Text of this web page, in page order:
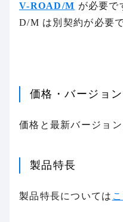
V-ROAD/M が必要
D/M は別契約が必要で
価格・バージョ
価格と最新バージョ
製品特長
製品特長については